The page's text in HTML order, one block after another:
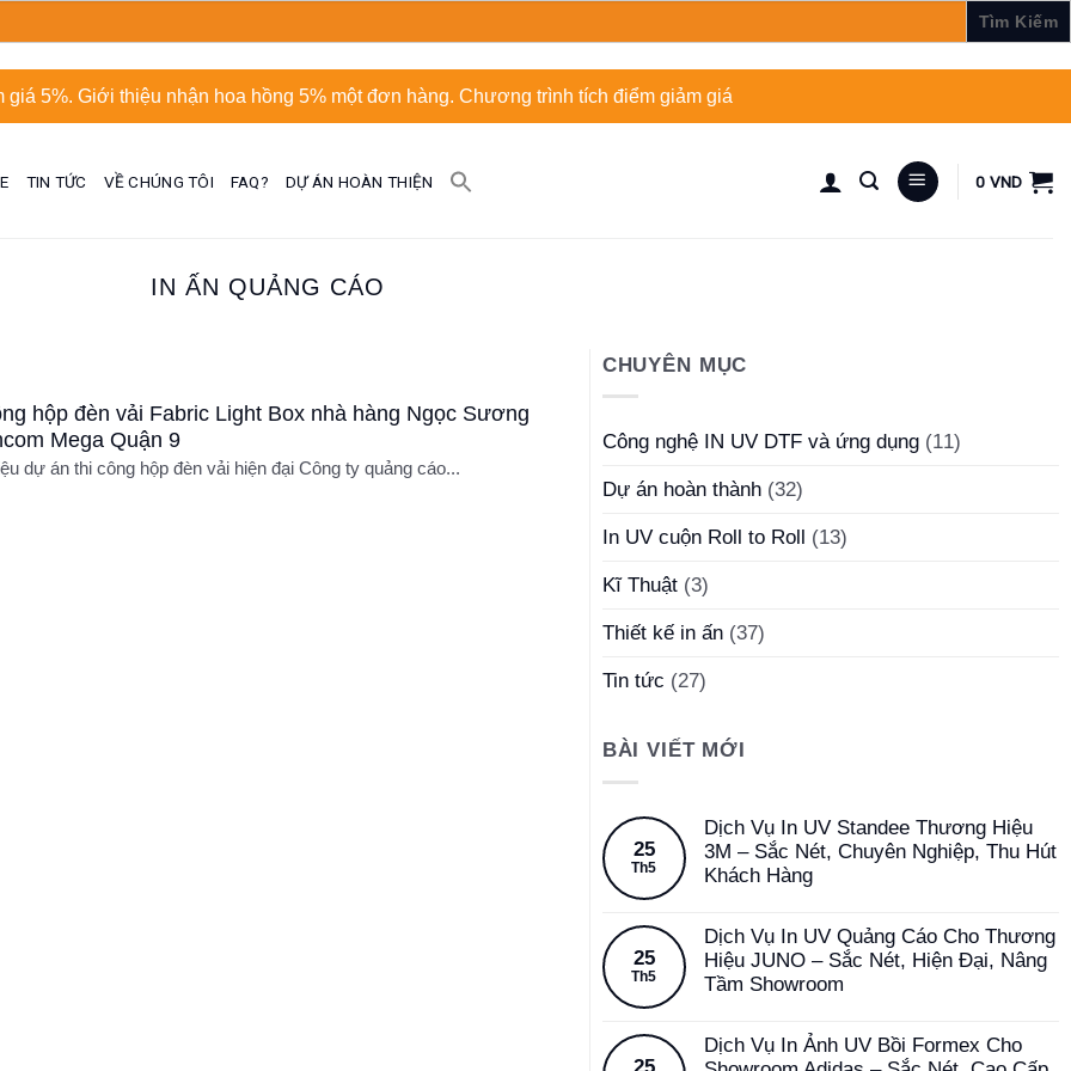
giá 5%. Giới thiệu nhận hoa hồng 5% một đơn hàng. Chương trình tích điểm giảm giá
TIN TỨC VỀ CHÚNG TÔI FAQ? DỰ ÁN HOÀN THIỆN 0 VND
IN ẤN QUẢNG CÁO
hộp đèn vải Fabric Light Box nhà hàng Ngọc Sương
Mega Quận 9
dự án thi công hộp đèn vải hiện đại Công ty quảng cáo...
CHUYÊN MỤC
Công nghệ IN UV DTF và ứng dụng(11)
Dự án hoàn thành(32)
In UV cuộn Roll to Roll (13)
Kĩ Thuật(3)
Thiết kế in ấn(37)
Tin tức (27)
BÀI VIẾT MỚI
25
Th5
Dịch Vụ In UV Standee Thương Hiệu
3M – Sắc Nét, Chuyên Nghiệp, Thu Hút
Khách Hàng
25
Th5
Dịch Vụ In UV Quảng Cáo Cho Thương
Hiệu JUNO – Sắc Nét, Hiện Đại, Nâng
Tầm Showroom
25
Dịch Vụ In Ảnh UV Bồi Formex Cho